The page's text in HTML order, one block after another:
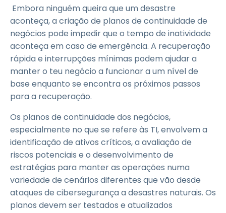
Embora ninguém queira que um desastre
aconteça, a criação de planos de continuidade de
negócios pode impedir que o tempo de inatividade
aconteça em caso de emergência. A recuperação
rápida e interrupções mínimas podem ajudar a
manter o teu negócio a funcionar a um nível de
base enquanto se encontra os próximos passos
para a recuperação.
Os planos de continuidade dos negócios,
especialmente no que se refere às TI, envolvem a
identificação de ativos críticos, a avaliação de
riscos potenciais e o desenvolvimento de
estratégias para manter as operações numa
variedade de cenários diferentes que vão desde
ataques de cibersegurança a desastres naturais. Os
planos devem ser testados e atualizados